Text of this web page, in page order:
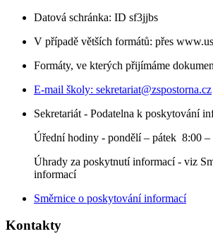
Datová schránka: ID sf3jjbs
V případě větších formátů: přes
Formáty, ve kterých přijímáme
E-mail školy: sekretariat@zspostorna.cz
Sekretariát - Podatelna k poskytování
Úřední hodiny - pondělí – pátek 8:00 –
Úhrady za poskytnutí informací - viz
informací
Směrnice o poskytování informací
Kontakty